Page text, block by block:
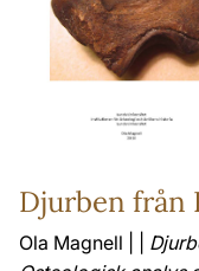
Djurben från
Ola Magnell | |